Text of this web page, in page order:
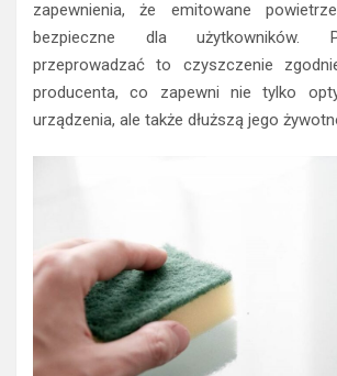
zapewnienia, że emitowane
bezpieczne dla użytkowników.
przeprowadzać to czyszczenie
producenta, co zapewni nie tylko
urządzenia, ale także dłuższą jego